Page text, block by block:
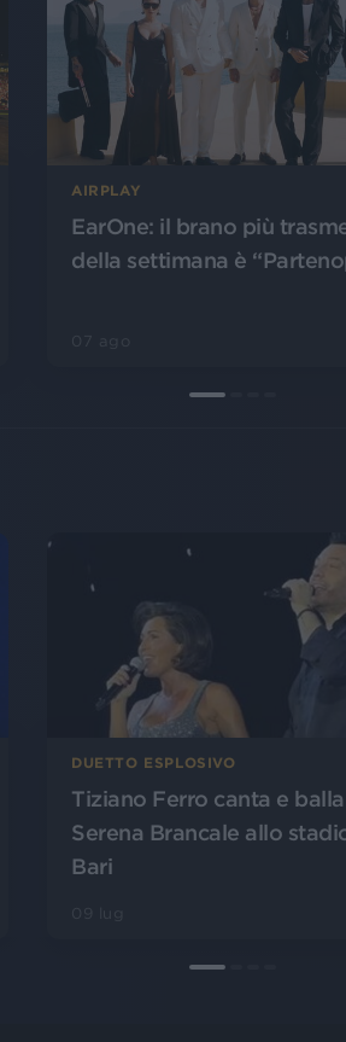
AIRPLAY
EarOne: il brano più
della settimana è
DUETTO ESPLOSIVO
Tiziano Ferro canta e
Serena Brancale allo
Bari